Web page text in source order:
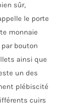
sûr,
le porte
monnaie
bouton
ainsi que
un des
plébiscité
cuirs